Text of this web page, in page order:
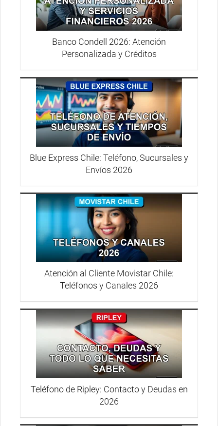
Banco Condell 2026: Atención
Personalizada y Créditos
Blue Express Chile: Teléfono, Sucursales y
Envíos 2026
Atención al Cliente Movistar Chile:
Teléfonos y Canales 2026
Teléfono de Ripley: Contacto y Deudas en
2026